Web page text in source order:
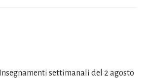
Insegnamenti settimanali del 2 agosto